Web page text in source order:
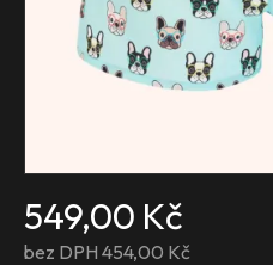
549,00 Kč
bez DPH 454,00 Kč